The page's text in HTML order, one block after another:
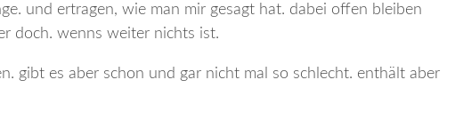
und ertragen, wie man mir gesagt hat. dabei offen bleiben
doch. wenns weiter nichts ist.
gibt es aber schon und gar nicht mal so schlecht. enthält aber